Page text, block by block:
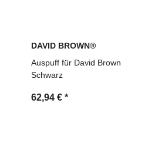
DAVID BROWN®
Auspuff für David Brown
Schwarz
62,94 € *